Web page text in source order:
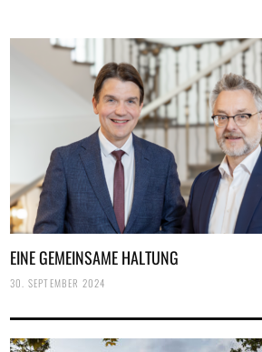
EINE GEMEINSAME HALTUNG
30. SEPTEMBER 2024